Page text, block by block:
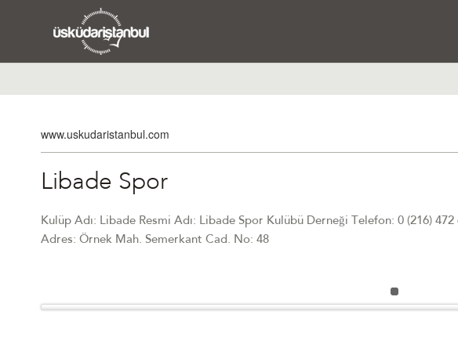
www.uskudaristanbul.com
Libade Spor
Kulüp Adı: Libade Resmi Adı: Libade Spor Kulübü Derneği Telefon: 0 (216)
Adres: Örnek Mah. Semerkant Cad. No: 48